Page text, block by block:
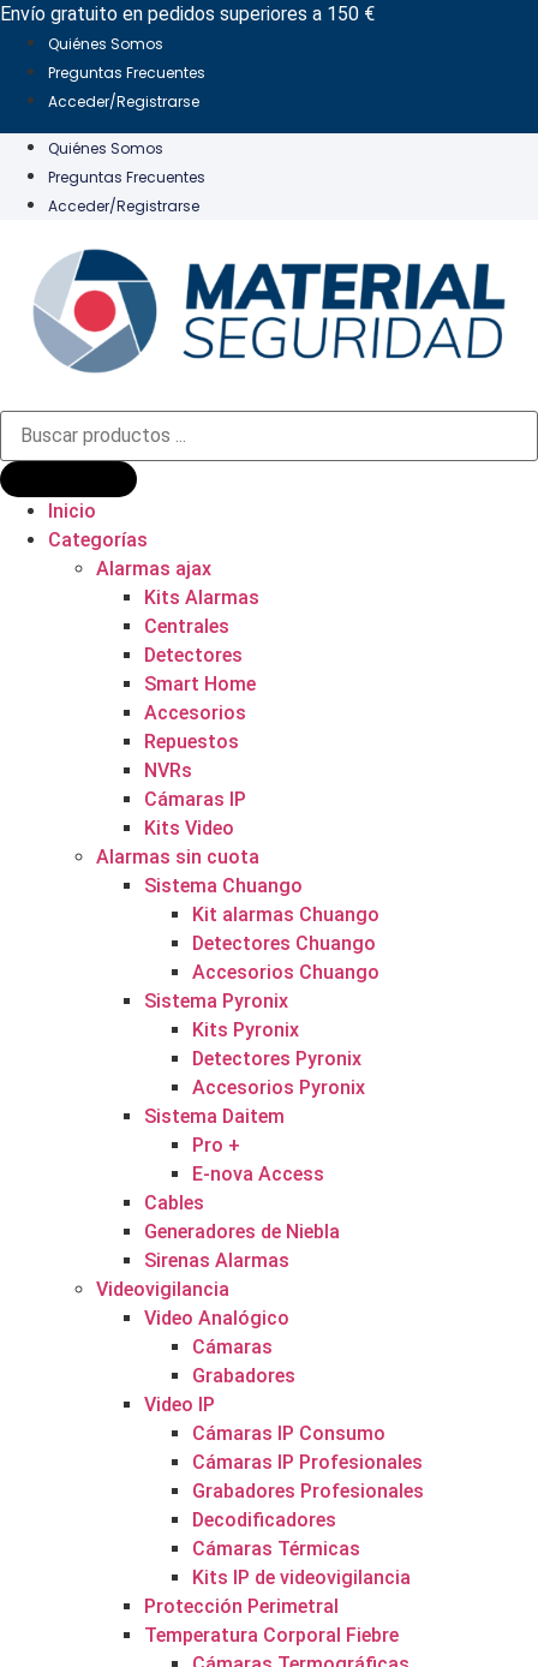
Ir
contenido
Envío gratuito en pedidos superiores a 150 €
Quiénes Somos
Preguntas Frecuentes
Acceder/Registrarse
Quiénes Somos
Preguntas Frecuentes
Acceder/Registrarse
Búsqueda
productos
Inicio
Categorías
Alarmas ajax
Kits Alarmas
Centrales
Detectores
Smart Home
Accesorios
Repuestos
NVRs
Cámaras IP
Kits Video
Alarmas sin cuota
Sistema Chuango
Kit alarmas Chuango
Detectores Chuango
Accesorios Chuango
Sistema Pyronix
Kits Pyronix
Detectores Pyronix
Accesorios Pyronix
Sistema Daitem
Pro +
E-nova Access
Cables
Generadores de Niebla
Sirenas Alarmas
Videovigilancia
Video Analógico
Cámaras
Grabadores
Video IP
Cámaras IP Consumo
Cámaras IP Profesionales
Grabadores Profesionales
Decodificadores
Cámaras Térmicas
Kits IP de videovigilancia
Protección Perimetral
Temperatura Corporal Fiebre